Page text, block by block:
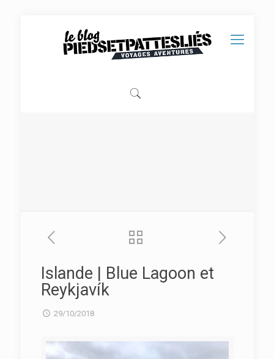
Islande | Blue Lagoon et
Reykjavík
29/10/2018